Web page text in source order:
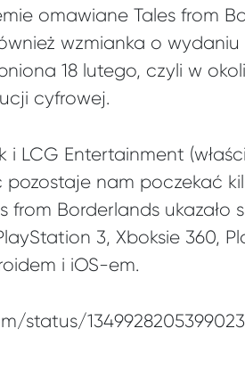
omawiane Tales from
wzmianka o
18 lutego, czyli w
cyfrowej.
LCG Entertainment
pozostaje nam poczekać
from Borderlands
3, Xboksie 360,
i iOS-em.